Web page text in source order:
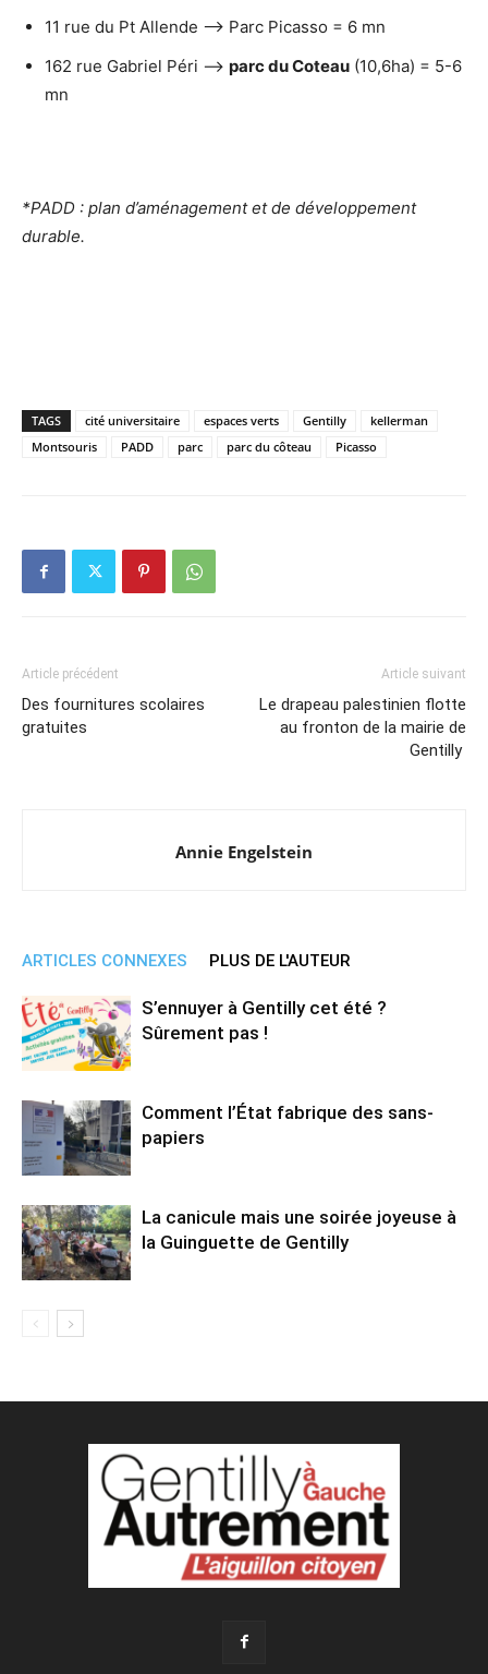
11 rue du Pt Allende –> Parc Picasso = 6 mn
162 rue Gabriel Péri –> parc du Coteau (10,6ha) = 5-6
mn
*PADD : plan d’aménagement et de développement
durable.
TAGS cité universitaire espaces verts Gentilly
kellerman
Montsouris
PADD parc parc du côteau Picasso
Article précédent
Des fournitures scolaires
gratuites
Article suivant
Le drapeau palestinien flotte
au fronton de la mairie de
Gentilly
Annie Engelstein
ARTICLES CONNEXES PLUS DE L'AUTEUR
S’ennuyer à Gentilly cet été ?
Sûrement pas !
Comment l’État fabrique des sans-
papiers
La canicule mais une soirée joyeuse à
la Guinguette de Gentilly